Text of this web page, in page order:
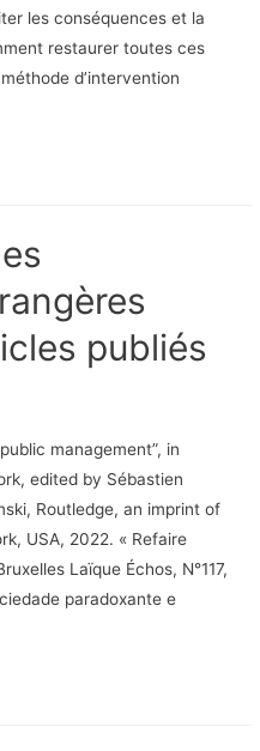
les conséquences et la
restaurer toutes ces
d’intervention
publiés
management”, in
edited by Sébastien
Routledge, an imprint of
USA, 2022. « Refaire
Laïque Échos, N°117,
paradoxante e